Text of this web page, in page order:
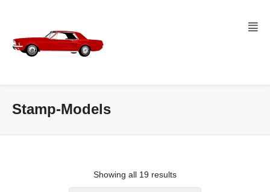
Stamp-Models
Showing all 19 results